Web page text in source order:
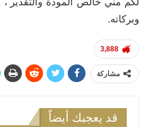
وبركاته.
3,888
مشاركة
قد يعجبك أيضاً